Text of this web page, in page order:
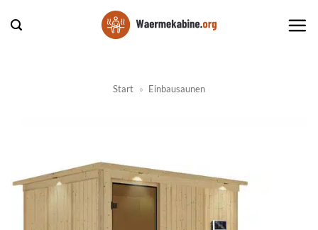
Inhalt
Start » Einbausaunen